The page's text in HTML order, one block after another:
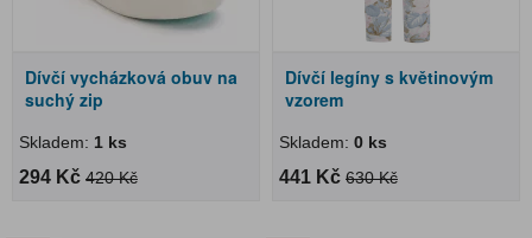
Dívčí vycházková obuv na
suchý zip
Skladem: 1 ks
294 Kč 420 Kč
Dívčí legíny s květinovým
vzorem
Skladem: 0 ks
441 Kč 630 Kč